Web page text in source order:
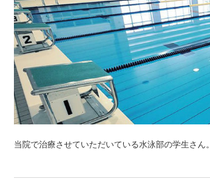
当院で治療させていただいている水泳部の学生さん。